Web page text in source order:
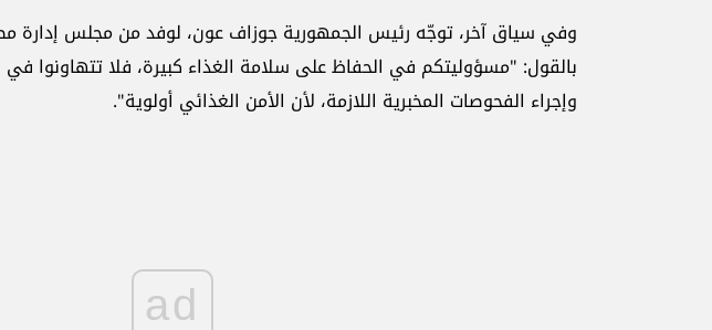
وفي سياق آخر، توجّه رئيس الجمهورية جوزاف عون، لوفد من مجلس إدارة
بالقول: "مسؤوليتكم في الحفاظ على سلامة الغذاء كبيرة، فلا تتهاونوا في
وإجراء الفحوصات المخبرية اللازمة، لأن الأمن الغذائي أولوية".
ad